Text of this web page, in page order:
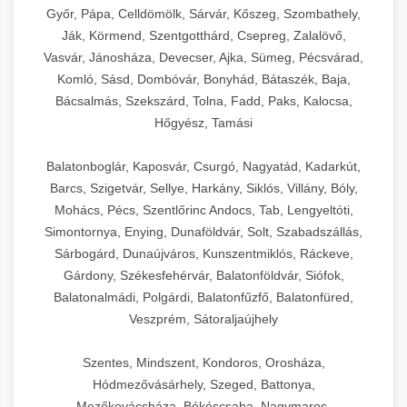
Győr, Pápa, Celldömölk, Sárvár, Kőszeg, Szombathely,
Ják, Körmend, Szentgotthárd, Csepreg, Zalalövő,
Vasvár, Jánosháza, Devecser, Ajka, Sümeg, Pécsvárad,
Komló, Sásd, Dombóvár, Bonyhád, Bátaszék, Baja,
Bácsalmás, Szekszárd, Tolna, Fadd, Paks, Kalocsa,
Hőgyész, Tamási
Balatonboglár, Kaposvár, Csurgó, Nagyatád, Kadarkút,
Barcs, Szigetvár, Sellye, Harkány, Siklós, Villány, Bóly,
Mohács, Pécs, Szentlőrinc Andocs, Tab, Lengyeltóti,
Simontornya, Enying, Dunaföldvár, Solt, Szabadszállás,
Sárbogárd, Dunaújváros, Kunszentmiklós, Ráckeve,
Gárdony, Székesfehérvár, Balatonföldvár, Siófok,
Balatonalmádi, Polgárdi, Balatonfűzfő, Balatonfüred,
Veszprém, Sátoraljaújhely
Szentes, Mindszent, Kondoros, Orosháza,
Hódmezővásárhely, Szeged, Battonya,